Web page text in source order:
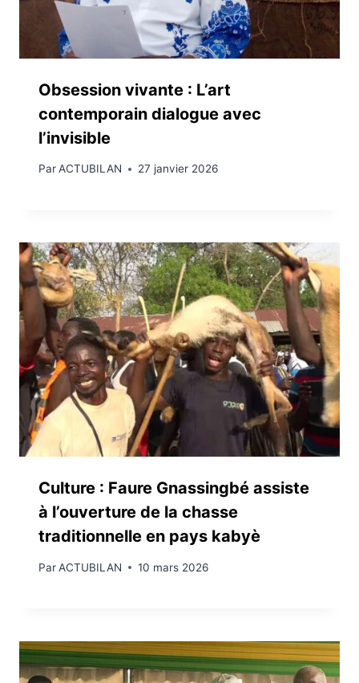
Obsession vivante : L’art
contemporain dialogue avec
l’invisible
ParACTUBILAN 27 janvier 2026
Culture : Faure Gnassingbé assiste
à l’ouverture de la chasse
traditionnelle en pays kabyè
ParACTUBILAN 10 mars 2026